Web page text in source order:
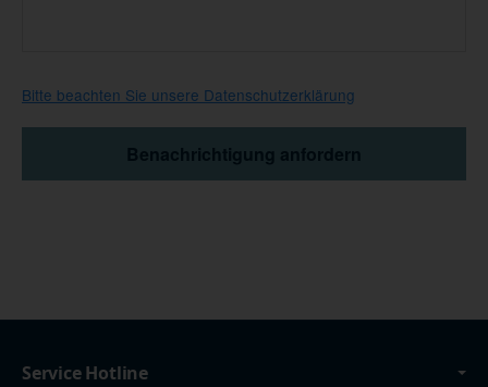
Bitte beachten Sie unsere Datenschutzerklärung
Service Hotline